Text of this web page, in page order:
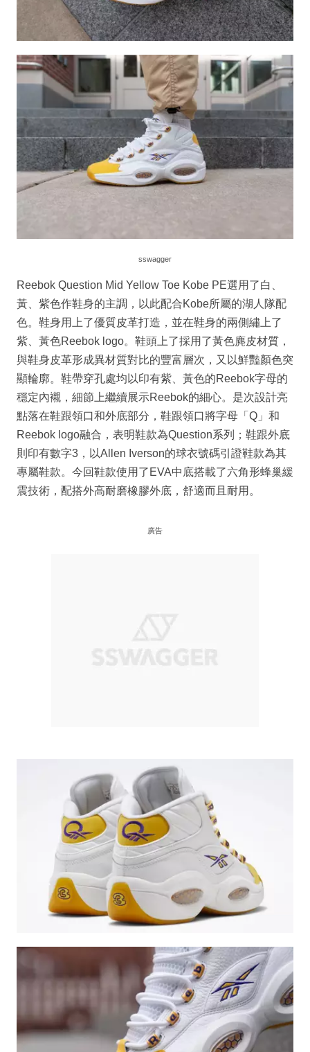
sswagger
Reebok Question Mid Yellow Toe Kobe PE選用了白、
黃、紫色作鞋身的主調，以此配合Kobe所屬的湖人隊配
色。鞋身用上了優質皮革打造，並在鞋身的兩側繡上了
紫、黃色Reebok logo。鞋頭上了採用了黃色麂皮材質，
與鞋身皮革形成異材質對比的豐富層次，又以鮮豔顏色突
顯輪廓。鞋帶穿孔處均以印有紫、黃色的Reebok字母的
穩定內襯，細節上繼續展示Reebok的細心。是次設計亮
點落在鞋跟領口和外底部分，鞋跟領口將字母「Q」和
Reebok logo融合，表明鞋款為Question系列；鞋跟外底
則印有數字3，以Allen Iverson的球衣號碼引證鞋款為其
專屬鞋款。今回鞋款使用了EVA中底搭載了六角形蜂巢緩
震技術，配搭外高耐磨橡膠外底，舒適而且耐用。
廣告